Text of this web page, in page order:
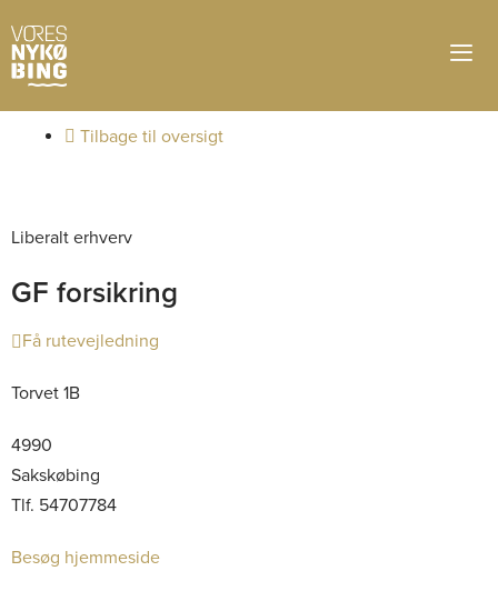
Tilbage til oversigt
Liberalt erhverv
GF forsikring
Få rutevejledning
Torvet 1B
4990
Sakskøbing
Tlf. 54707784
Besøg hjemmeside